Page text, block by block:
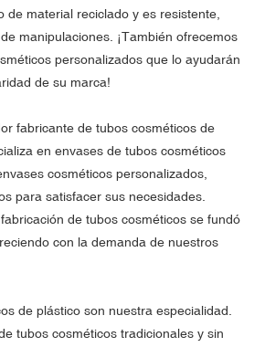
de material reciclado y es resistente,
manipulaciones. ¡También ofrecemos
personalizados que lo ayudarán
de su marca!
fabricante de tubos cosméticos de
en envases de tubos cosméticos
cosméticos personalizados,
para satisfacer sus necesidades.
de tubos cosméticos se fundó
con la demanda de nuestros
de plástico son nuestra especialidad.
tubos cosméticos tradicionales y sin